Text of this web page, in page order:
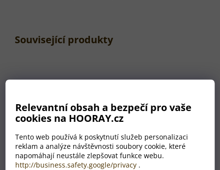
Relevantní obsah a bezpečí pro vaše
cookies na HOORAY.cz
Tento web používá k poskytnutí služeb personalizaci
reklam a analýze návštěvnosti soubory cookie, které
napomáhají neustále zlepšovat funkce webu.
http://business.safety.google/privacy .
Související produkty